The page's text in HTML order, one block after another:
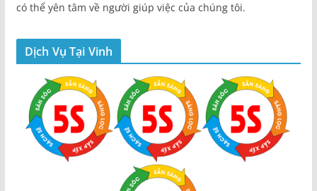
có thể yên tâm về người giúp việc của chúng tôi.
Dịch Vụ Tại Vinh